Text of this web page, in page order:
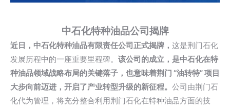
中石化特种油品公司揭牌
近日，中石化特种油品有限责任公司正式揭牌， 这是荆门石化
发展历程中的一座重要里程碑。 该公司的成立，是中石化在特
种油品领域战略布局的关键落子，也意味着荆门 “油转特” 项目
大步向前迈进，开启了产业转型升级的新征程。 公司由荆门石
化代为管理，将充分整合利用荆门石化在特种油品方面的技